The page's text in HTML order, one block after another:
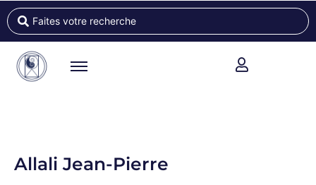
Allali Jean-Pierre